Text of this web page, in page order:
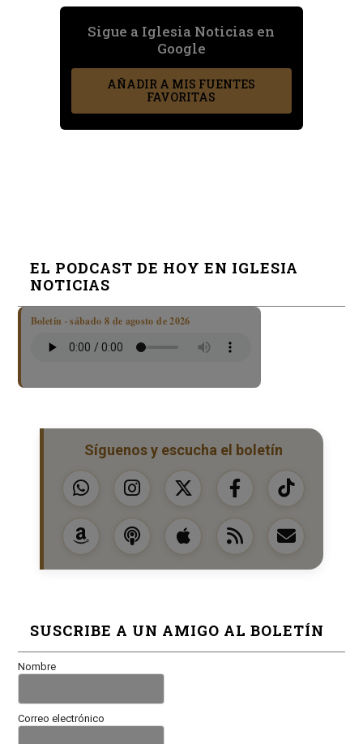
Sigue a Iglesia Noticias en
Google
AÑADIR A MIS FUENTES
FAVORITAS
EL PODCAST DE HOY EN IGLESIA
NOTICIAS
Boletín · sábado 8 de agosto de 2026
Síguenos y escucha el boletín
SUSCRIBE A UN AMIGO AL BOLETÍN
Nombre
Correo electrónico